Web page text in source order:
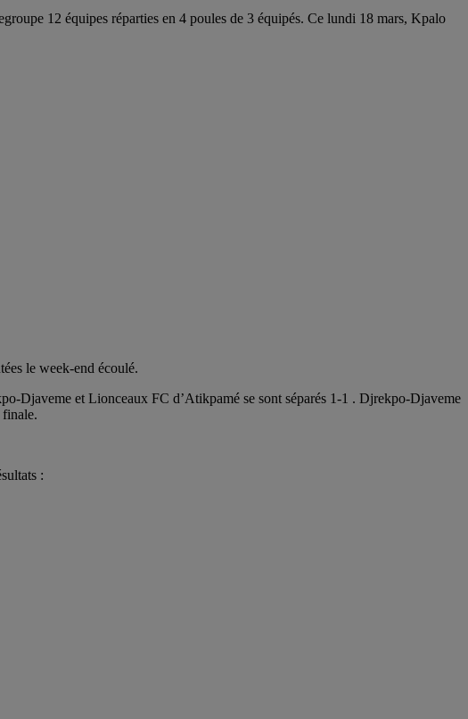
12 équipes réparties en 4 poules de 3 équipés. Ce lundi 18 mars, Kpalo
le week-end écoulé.
Djaveme et Lionceaux FC d’Atikpamé se sont séparés 1-1 . Djrekpo-Djaveme
: